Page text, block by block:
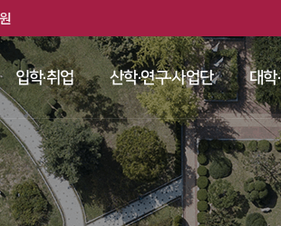
대학교
입학·취업 산학·연구·사업단 대학